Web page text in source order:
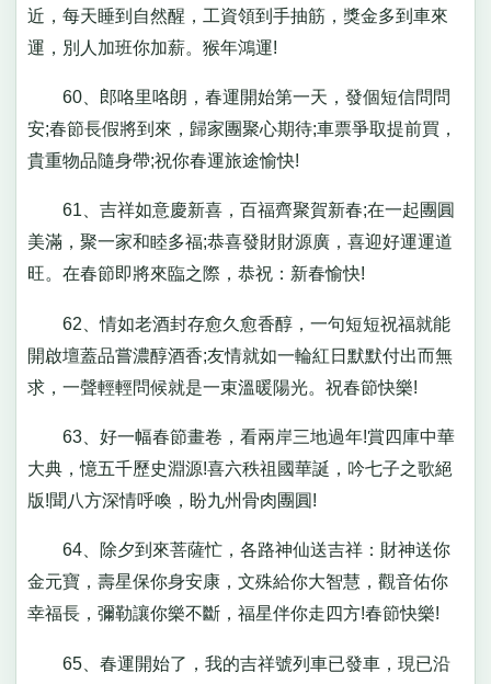
近，每天睡到自然醒，工資領到手抽筋，獎金多到車來
運，別人加班你加薪。猴年鴻運!
60、郎咯里咯朗，春運開始第一天，發個短信問問
安;春節長假將到來，歸家團聚心期待;車票爭取提前買，
貴重物品隨身帶;祝你春運旅途愉快!
61、吉祥如意慶新喜，百福齊聚賀新春;在一起團圓
美滿，聚一家和睦多福;恭喜發財財源廣，喜迎好運運道
旺。在春節即將來臨之際，恭祝：新春愉快!
62、情如老酒封存愈久愈香醇，一句短短祝福就能
開啟壇蓋品嘗濃醇酒香;友情就如一輪紅日默默付出而無
求，一聲輕輕問候就是一束溫暖陽光。祝春節快樂!
63、好一幅春節畫卷，看兩岸三地過年!賞四庫中華
大典，憶五千歷史淵源!喜六秩祖國華誕，吟七子之歌絕
版!聞八方深情呼喚，盼九州骨肉團圓!
64、除夕到來菩薩忙，各路神仙送吉祥：財神送你
金元寶，壽星保你身安康，文殊給你大智慧，觀音佑你
幸福長，彌勒讓你樂不斷，福星伴你走四方!春節快樂!
65、春運開始了，我的吉祥號列車已發車，現已沿